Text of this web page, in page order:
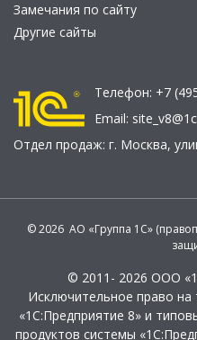
Замечания по сайту
Другие сайты
Телефон: +7
Email:
Отдел продаж: г. Москва,
© 2026 АО «Группа 1С»
© 2011- 2026 ООО
Исключительное право
«1С:Предприятие 8» и
продуктов системы